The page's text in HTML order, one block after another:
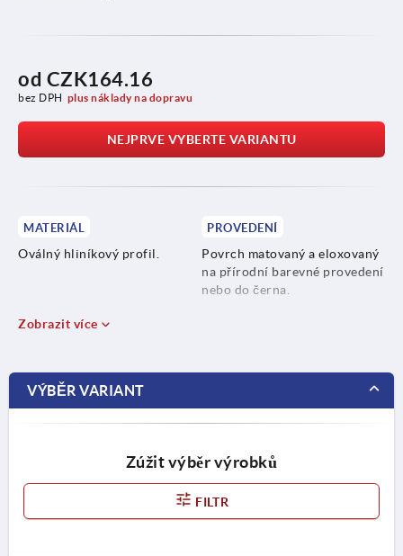
od CZK164.16
bez DPH plus náklady na dopravu
NEJPRVE VYBERTE VARIANTU
MATERIÁL
Oválný hliníkový profil.
PROVEDENÍ
Povrch matovaný a eloxovaný
na přírodní barevné provedení
nebo do černa.
Zobrazit více
VÝBĚR VARIANT
Zúžit výběr výrobků
FILTR